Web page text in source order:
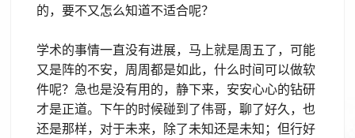
的，要不又怎么知道不适合呢？
学术的事情一直没有进展，马上就是周五了，可能
又是阵的不安，周周都是如此，什么时间可以做软
件呢？急也是没有用的，静下来，安安心心的钻研
才是正道。下午的时候碰到了伟哥，聊了好久，也
还是那样，对于未来，除了未知还是未知；但行好